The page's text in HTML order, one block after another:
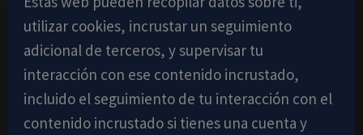
utilizar cookies, incrustar un seguimiento
adicional de terceros, y supervisar tu
interacción con ese contenido incrustado,
incluido el seguimiento de tu interacción con el
contenido incrustado si tienes una cuenta y